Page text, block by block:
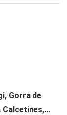
Gorra de